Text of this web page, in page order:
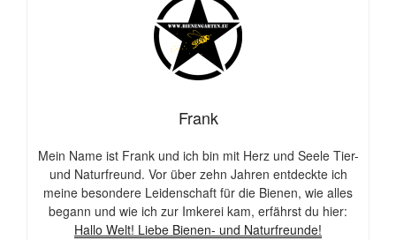
Frank
Mein Name ist Frank und ich bin mit Herz und Seele Tier-
und Naturfreund. Vor über zehn Jahren entdeckte ich
meine besondere Leidenschaft für die Bienen, wie alles
begann und wie ich zur Imkerei kam, erfährst du hier:
Hallo Welt! Liebe Bienen- und Naturfreunde!